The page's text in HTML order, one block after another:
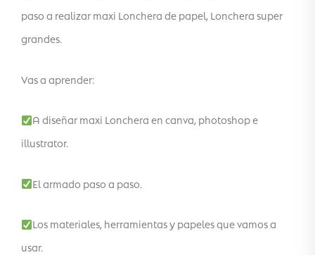
paso a realizar maxi Lonchera de papel, Lonchera super
grandes.
Vas a aprender:
A diseñar maxi Lonchera en canva, photoshop e
illustrator.
El armado paso a paso.
Los materiales, herramientas y papeles que vamos a
usar.